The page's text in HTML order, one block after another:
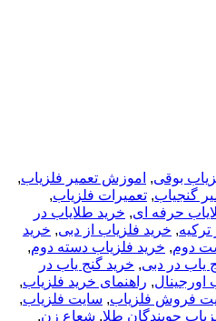
بوقی, اموزش تعمیر فلزیاب,
گنجیاب, تعمیرات فلزیاب,
حرفه ای, خرید طلایاب در
ترکیه, خرید فلزیاب از دبی, خرید
دوم, خرید فلزیاب دسته دوم,
یاب در دبی, خرید گنج یاب در
اورجینال, راهنمای خرید فلزیاب,
فروش فلزیاب, سایت فلزیاب,
جویندگان طلا, شعاع زن,